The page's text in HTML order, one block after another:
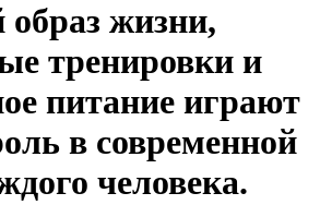
жизни,
тренировки и
питание играют
в современной
человека.